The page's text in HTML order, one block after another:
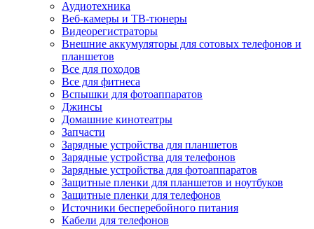
Аудиотехника
Веб-камеры и ТВ-тюнеры
Видеорегистраторы
Внешние аккумуляторы для сотовых телефонов и
планшетов
Все для походов
Все для фитнеса
Вспышки для фотоаппаратов
Джинсы
Домашние кинотеатры
Запчасти
Зарядные устройства для планшетов
Зарядные устройства для телефонов
Зарядные устройства для фотоаппаратов
Защитные пленки для планшетов и ноутбуков
Защитные пленки для телефонов
Источники бесперебойного питания
Кабели для телефонов